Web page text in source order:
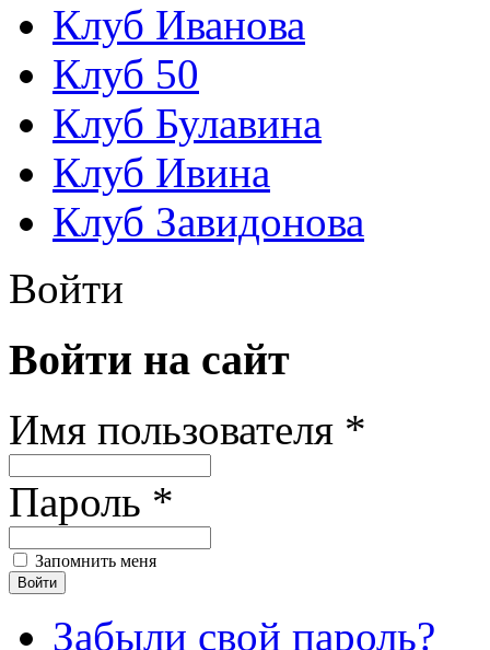
Клуб Иванова
Клуб 50
Клуб Булавина
Клуб Ивина
Клуб Завидонова
Войти
Войти на сайт
Имя пользователя *
Пароль *
Запомнить меня
Забыли свой пароль?